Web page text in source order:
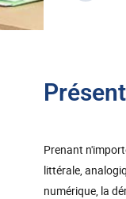
Prenant
littérale,
numérique, la